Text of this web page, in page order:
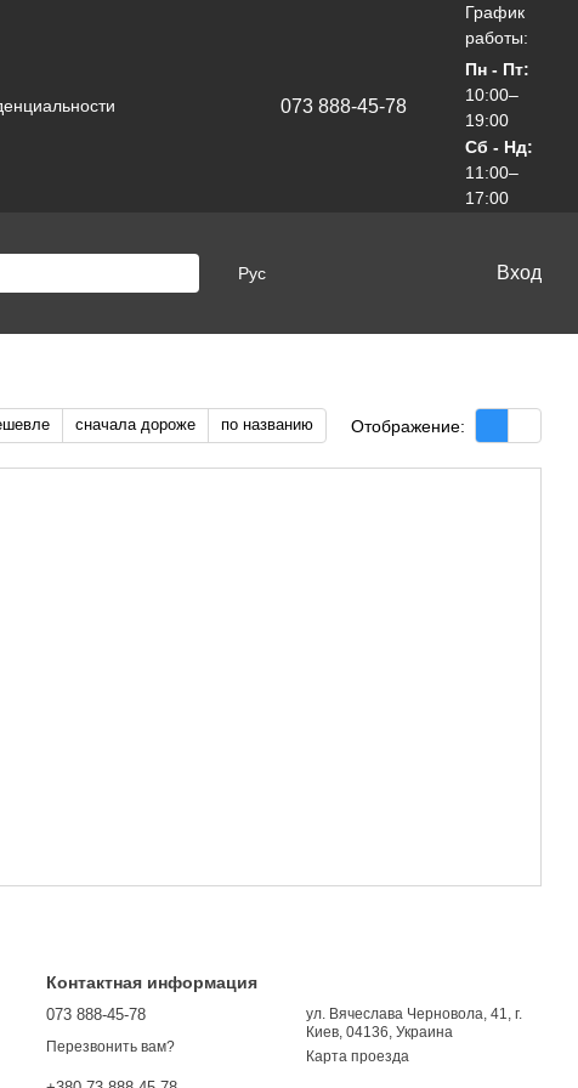
073 888-45-78
График
работы:
Пн - Пт:
10:00–
19:00
Сб - Нд:
11:00–
17:00
Рус Вход
сначала дороже по названию Отображение:
Контактная информация
073 888-45-78
Перезвонить вам?
ул. Вячеслава Черновола, 41, г.
Киев, 04136, Украина
Карта проезда